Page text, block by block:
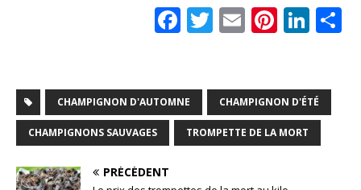
F
e
b
o
T
te
r
E
l
Pi
r
e
st
Li
e
dI
n
CHAMPIGNON D'AUTOMNE CHAMPIGNON D'ÉTÉ
CHAMPIGNONS SAUVAGES TROMPETTE DE LA MORT
PRÉCÉDENT